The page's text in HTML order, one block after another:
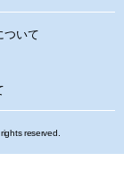
ついて
reserved.